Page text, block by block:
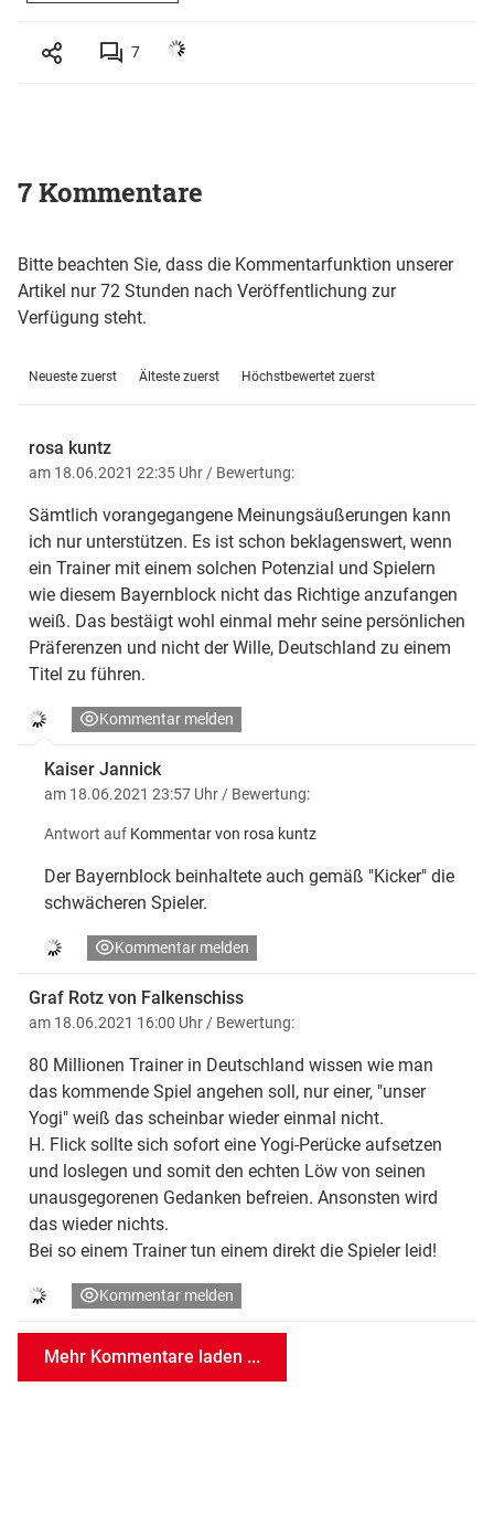
7
7 Kommentare
Bitte beachten Sie, dass die Kommentarfunktion unserer
Artikel nur 72 Stunden nach Veröffentlichung zur
Verfügung steht.
Neueste zuerst Älteste zuerst Höchstbewertet zuerst
rosa kuntz
am 18.06.2021 22:35 Uhr/ Bewertung:
Sämtlich vorangegangene Meinungsäußerungen kann
ich nur unterstützen. Es ist schon beklagenswert, wenn
ein Trainer mit einem solchen Potenzial und Spielern
wie diesem Bayernblock nicht das Richtige anzufangen
weiß. Das bestäigt wohl einmal mehr seine persönlichen
Präferenzen und nicht der Wille, Deutschland zu einem
Titel zu führen.
Kommentar melden
Kaiser Jannick
am 18.06.2021 23:57 Uhr/ Bewertung:
Antwort auf Kommentar von rosa kuntz
Der Bayernblock beinhaltete auch gemäß "Kicker" die
schwächeren Spieler.
Kommentar melden
Graf Rotz von Falkenschiss
am 18.06.2021 16:00 Uhr/ Bewertung:
80 Millionen Trainer in Deutschland wissen wie man
das kommende Spiel angehen soll, nur einer, "unser
Yogi" weiß das scheinbar wieder einmal nicht.
H. Flick sollte sich sofort eine Yogi-Perücke aufsetzen
und loslegen und somit den echten Löw von seinen
unausgegorenen Gedanken befreien. Ansonsten wird
das wieder nichts.
Bei so einem Trainer tun einem direkt die Spieler leid!
Kommentar melden
Mehr Kommentare laden ...